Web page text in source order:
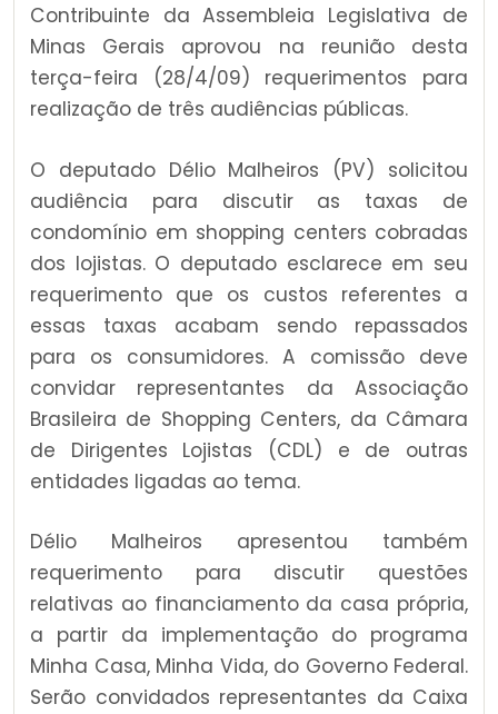
Contribuinte da Assembleia Legislativa de
Minas Gerais aprovou na reunião desta
terça-feira (28/4/09) requerimentos para
realização de três audiências públicas.
O deputado Délio Malheiros (PV) solicitou
audiência para discutir as taxas de
condomínio em shopping centers cobradas
dos lojistas. O deputado esclarece em seu
requerimento que os custos referentes a
essas taxas acabam sendo repassados
para os consumidores. A comissão deve
convidar representantes da Associação
Brasileira de Shopping Centers, da Câmara
de Dirigentes Lojistas (CDL) e de outras
entidades ligadas ao tema.
Délio Malheiros apresentou também
requerimento para discutir questões
relativas ao financiamento da casa própria,
a partir da implementação do programa
Minha Casa, Minha Vida, do Governo Federal.
Serão convidados representantes da Caixa